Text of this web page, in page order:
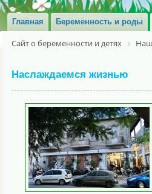
Главная Беременность и роды
Сайт о беременности и детях
Наслаждаемся жизнью